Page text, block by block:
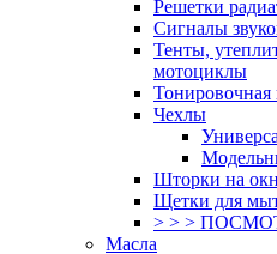
Решетки
Сигналы
Тенты,
мотоциклы
Тонировочная
Чехлы
Шторки на
Щетки для
> > >
Масла